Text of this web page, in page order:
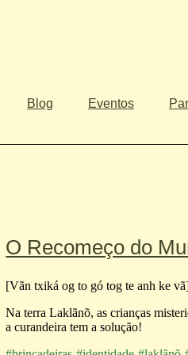
Blog Eventos
O Recomeço do
[Vãn txiká og to gó tog te anh ke
Na terra Laklãnõ, as crianças
a curandeira tem a solução!